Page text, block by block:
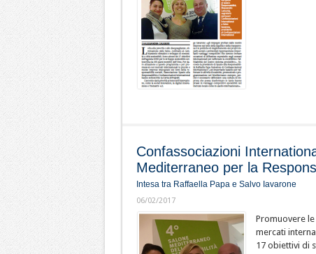
Confassociazioni
Mediterraneo per la
Intesa tra Raffaella Papa e Salvo Iavarone
06/02/2017
Promuovere
mercati
17 obiettivi di